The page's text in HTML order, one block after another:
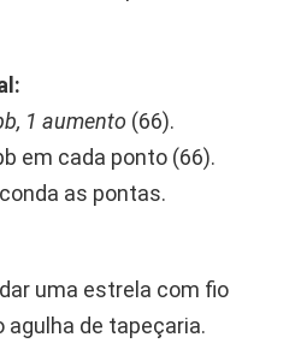
1 aumento (66).
em cada ponto (66).
as pontas.
uma estrela com fio
agulha de tapeçaria.